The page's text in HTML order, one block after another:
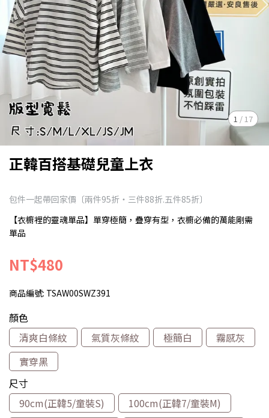
1 / 17
正韓百搭基礎兒童上衣
包件一起帶回家價〔兩件95折‧三件88折.五件85折〕
【衣櫥裡的靈魂單品】單穿極簡，疊穿有型，衣櫥必備的萬能剛需
單品
NT$480
商品編號: TSAW00SWZ391
顏色
清爽白條紋
氣質灰條紋 極簡白
霧感灰
實穿黑
尺寸
90cm(正韓5/童裝S)
100cm(正韓7/童裝M)